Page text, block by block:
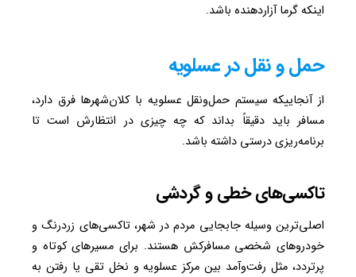
اینکه گرما آزاردهنده باشد.
حمل و نقل در عسلویه
از آنجاییکه سیستم حمل‌ونقل عسلویه با کلان‌شهرها فرق دارد،
مسافر باید دقیقاً بداند که چه چیزی در انتظارش است تا
برنامه‌ریزی درستی داشته باشد.
تاکسی‌های خطی و گردشی
اصلی‌ترین وسیله جابجایی مردم در شهر، تاکسی‌های زردرنگ و
خودروهای شخصی مسافرکش هستند. برای مسیرهای کوتاه و
پرتردد، مثل رفت‌وآمد بین مرکز عسلویه و نخل تقی یا رفتن به